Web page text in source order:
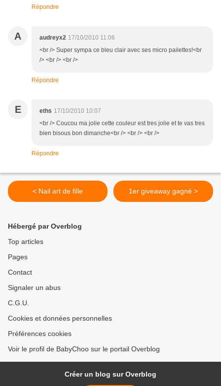
Répondre
A audreyx2 17/10/2010 11:06
<br /> Super sympa ce bleu clair avec ses micro pailettes!<br
/> <br /> <br />
Répondre
E eths 17/10/2010 10:07
<br /> Coucou ma jolie cette couleur est tres jolie et te vas tres
bien bisous bon dimanche<br /> <br /> <br />
Répondre
< Nail art de fille 1er giveaway gagné >
Hébergé par Overblog
Top articles
Pages
Contact
Signaler un abus
C.G.U.
Cookies et données personnelles
Préférences cookies
Voir le profil de BabyChoo sur le portail Overblog
Créer un blog sur Overblog